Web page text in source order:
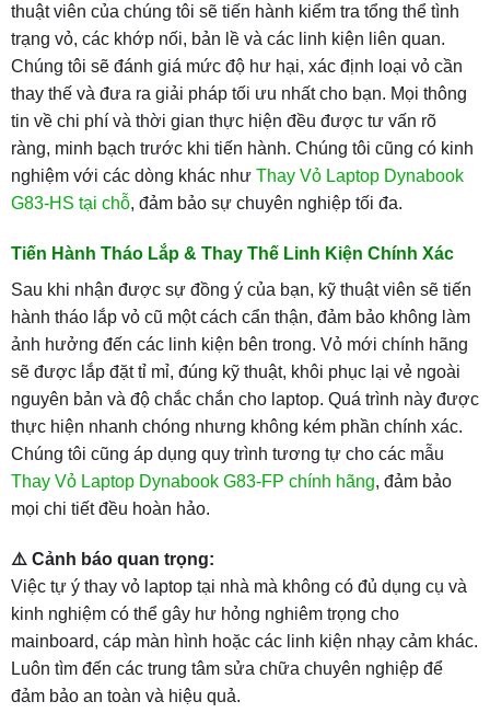
thuật viên của chúng tôi sẽ tiến hành kiểm tra tổng thể tình
trạng vỏ, các khớp nối, bản lề và các linh kiện liên quan.
Chúng tôi sẽ đánh giá mức độ hư hại, xác định loại vỏ cần
thay thế và đưa ra giải pháp tối ưu nhất cho bạn. Mọi thông
tin về chi phí và thời gian thực hiện đều được tư vấn rõ
ràng, minh bạch trước khi tiến hành. Chúng tôi cũng có kinh
nghiệm với các dòng khác như Thay Vỏ Laptop Dynabook
G83-HS tại chỗ, đảm bảo sự chuyên nghiệp tối đa.
Tiến Hành Tháo Lắp & Thay Thế Linh Kiện Chính Xác
Sau khi nhận được sự đồng ý của bạn, kỹ thuật viên sẽ tiến
hành tháo lắp vỏ cũ một cách cẩn thận, đảm bảo không làm
ảnh hưởng đến các linh kiện bên trong. Vỏ mới chính hãng
sẽ được lắp đặt tỉ mỉ, đúng kỹ thuật, khôi phục lại vẻ ngoài
nguyên bản và độ chắc chắn cho laptop. Quá trình này được
thực hiện nhanh chóng nhưng không kém phần chính xác.
Chúng tôi cũng áp dụng quy trình tương tự cho các mẫu
Thay Vỏ Laptop Dynabook G83-FP chính hãng, đảm bảo
mọi chi tiết đều hoàn hảo.
⚠️ Cảnh báo quan trọng:
Việc tự ý thay vỏ laptop tại nhà mà không có đủ dụng cụ và
kinh nghiệm có thể gây hư hỏng nghiêm trọng cho
mainboard, cáp màn hình hoặc các linh kiện nhạy cảm khác.
Luôn tìm đến các trung tâm sửa chữa chuyên nghiệp để
đảm bảo an toàn và hiệu quả.